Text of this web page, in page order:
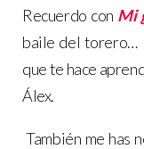
Recuerdo con Mi
baile del torero…
que te hace
Álex.
También me has